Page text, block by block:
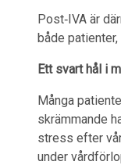
Post‑IVA är
både
Ett svart hål i
Många
skrämmande
stress efter
under